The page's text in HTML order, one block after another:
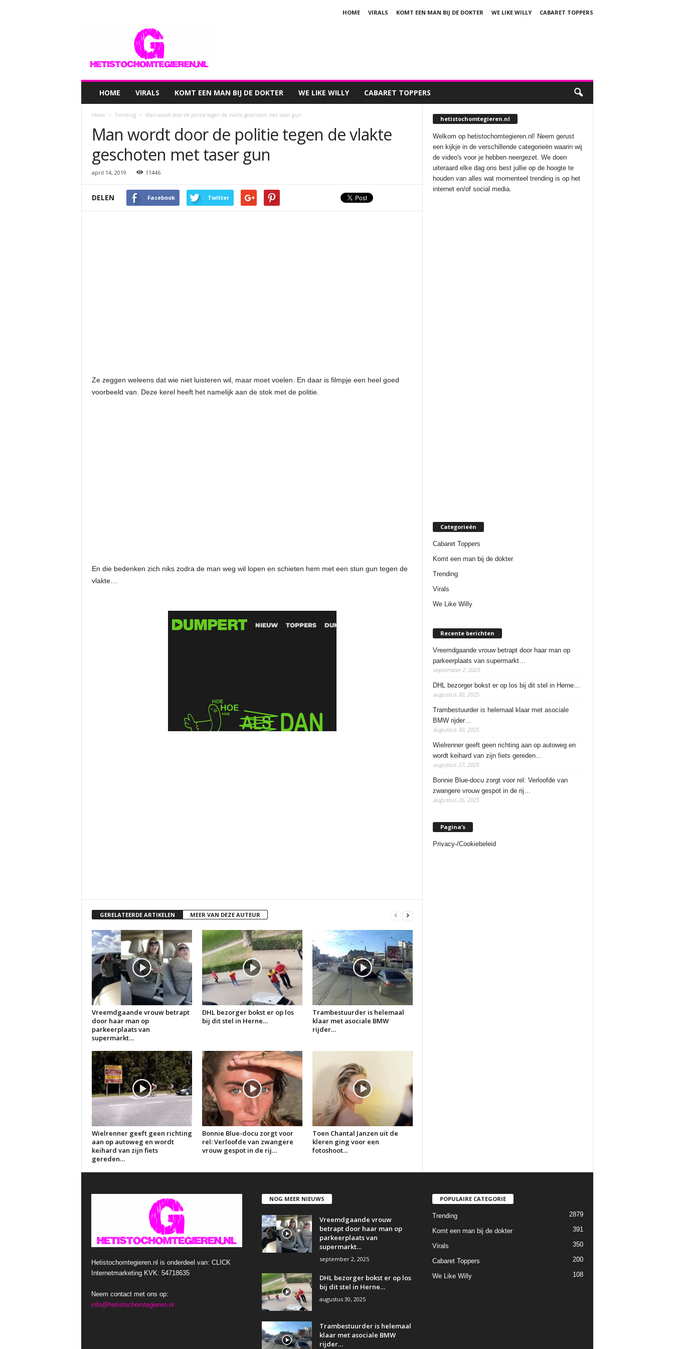
HOME VIRALS KOMT EEN MAN BIJ DE DOKTER WE LIKE WILLY
CABARET TOPPERS
HOME VIRALS KOMT EEN MAN BIJ DE DOKTER WE LIKE WILLY CABARET TOPPERS
Home Trending Man wordt door de politie tegen de vlakte geschoten met taser gun
Man wordt door de politie tegen de vlakte
geschoten met taser gun
april 14, 2019 11446
DELEN Facebook Twitter
Ze zeggen weleens dat wie niet luisteren wil, maar moet voelen. En daar is filmpje een heel goed
voorbeeld van. Deze kerel heeft het namelijk aan de stok met de politie.
En die bedenken zich niks zodra de man weg wil lopen en schieten hem met een stun gun tegen de
vlakte…
GERELATEERDE ARTIKELEN MEER VAN DEZE AUTEUR
Vreemdgaande vrouw betrapt
door haar man op
parkeerplaats van
supermarkt…
DHL bezorger bokst er op los
bij dit stel in Herne…
Trambestuurder is helemaal
klaar met asociale BMW
rijder…
Wielrenner geeft geen richting
aan op autoweg en wordt
keihard van zijn fiets
gereden…
Bonnie Blue-docu zorgt voor
rel: Verloofde van zwangere
vrouw gespot in de rij…
Toen Chantal Janzen uit de
kleren ging voor een
fotoshoot…
hetistochomtegieren.nl
Welkom op hetistochomtegieren.nl! Neem gerust
een kijkje in de verschillende categorieën waarin wij
de video's voor je hebben neergezet. We doen
uiteraard elke dag ons best jullie op de hoogte te
houden van alles wat momenteel trending is op het
internet en/of social media.
Categorieën
Cabaret Toppers
Komt een man bij de dokter
Trending
Virals
We Like Willy
Recente berichten
Vreemdgaande vrouw betrapt door haar man op
parkeerplaats van supermarkt…
september 2, 2025
DHL bezorger bokst er op los bij dit stel in Herne…
augustus 30, 2025
Trambestuurder is helemaal klaar met asociale
BMW rijder…
augustus 30, 2025
Wielrenner geeft geen richting aan op autoweg en
wordt keihard van zijn fiets gereden…
augustus 27, 2025
Bonnie Blue-docu zorgt voor rel: Verloofde van
zwangere vrouw gespot in de rij…
augustus 26, 2025
Pagina’s
Privacy-/Cookiebeleid
Hetistochomtegieren.nl is onderdeel van: CLICK
Internetmarketing KVK: 54718635
Neem contact met ons op:
info@hetistochomtegieren.nl
NOG MEER NIEUWS
Vreemdgaande vrouw
betrapt door haar man op
parkeerplaats van
supermarkt…
september 2, 2025
DHL bezorger bokst er op los
bij dit stel in Herne…
augustus 30, 2025
Trambestuurder is helemaal
klaar met asociale BMW
rijder…
POPULAIRE CATEGORIE
Trending 2879
Komt een man bij de dokter 391
Virals 350
Cabaret Toppers 200
We Like Willy 108